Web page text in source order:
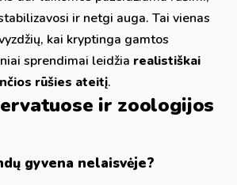
ir netgi auga. Tai vienas
kai kryptinga gamtos
sprendimai leidžia realistiškai
rūšies ateitį.
ir zoologijos
gyvena nelaisvėje?